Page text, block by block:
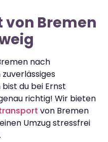
Bremen
nach
du bei Ernst
richtig! Wir bieten
von Bremen
Umzug stressfrei